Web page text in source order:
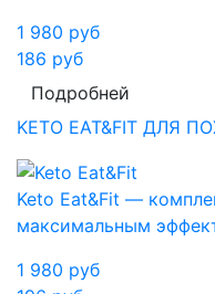
1 980 руб
186 руб
Подробней
KETO EAT&FIT ДЛЯ
Keto Eat&Fit —
максимальным
1 980 руб